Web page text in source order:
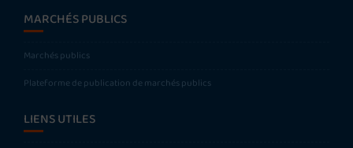
MARCHÉS PUBLICS
Marchés publics
Plateforme de publication de marchés publics
LIENS UTILES